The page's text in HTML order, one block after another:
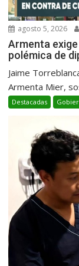
agosto 5, 2026
Armenta
polémica de
Jaime
Armenta Mier,
Destacadas